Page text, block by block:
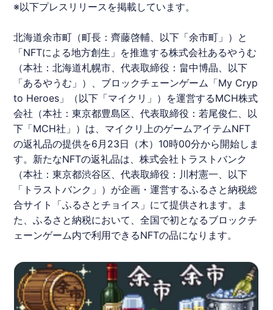
※以下プレスリリースを掲載しています。
北海道余市町（町長：齊藤啓輔、以下「余市町」）と
「NFTによる地方創生」を推進する株式会社あるやうむ
（本社：北海道札幌市、代表取締役：畠中博晶、以下
「あるやうむ 」）、ブロックチェーンゲーム「My Cryp
to Heroes」（以下「マイクリ」）を運営するMCH株式
会社（本社：東京都豊島区、代表取締役：若尾俊仁、以
下「MCH社」）は、マイクリ上のゲームアイテムNFT
の返礼品の提供を6月23日（木）10時00分から開始しま
す。新たなNFTの返礼品は、株式会社トラストバンク
（本社：東京都渋谷区、代表取締役：川村憲一、以下
「トラストバンク」）が企画・運営するふるさと納税総
合サイト「ふるさとチョイス」にて提供されます。ま
た、ふるさと納税において、全国で初となるブロックチ
ェーンゲーム内で利用できるNFTの品になります。